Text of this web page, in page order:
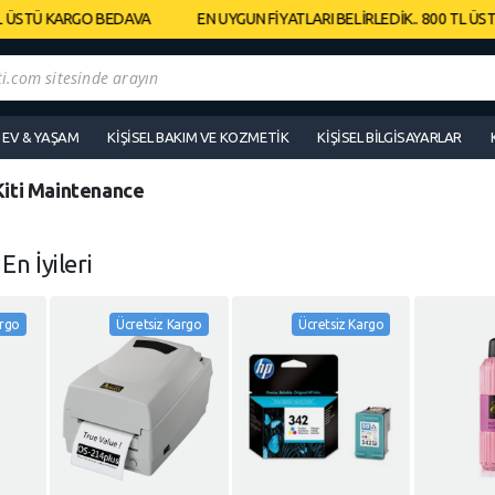
KARGO BEDAVA EN UYGUN FİYATLARI BELİRLEDİK.. 800 TL ÜSTÜ
EV & YAŞAM KIŞISEL BAKIM VE KOZMETIK KIŞISEL BILGISAYARLAR
Maintenance
En İyileri
Ücretsiz Kargo Ücretsiz Kargo